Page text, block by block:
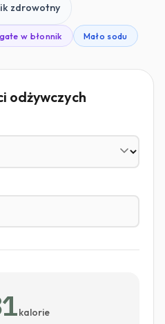
zdrowotny
w błonnik Mało sodu
odżywczych
kalorie